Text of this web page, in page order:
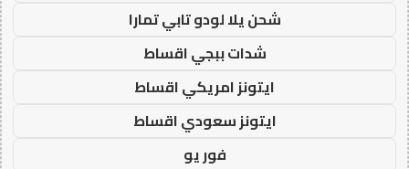
شحن يلا لودو تابي تمارا
شدات ببجي اقساط
ايتونز امريكي اقساط
ايتونز سعودي اقساط
فور يو